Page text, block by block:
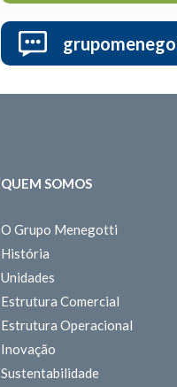
QUEM SOMOS
O Grupo Menegotti
História
Unidades
Estrutura Comercial
Estrutura Operacional
Inovação
Sustentabilidade